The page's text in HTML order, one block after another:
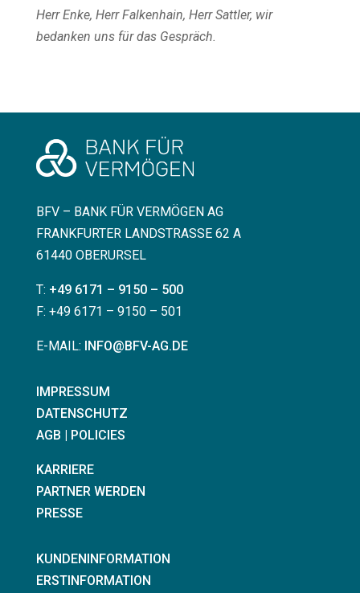
Herr Enke, Herr Falkenhain, Herr Sattler, wir
bedanken uns für das Gespräch.
BFV – BANK FÜR VERMÖGEN AG
FRANKFURTER LANDSTRASSE 62 A
61440 OBERURSEL
T: +49 6171 – 9150 – 500
F: +49 6171 – 9150 – 501
E-MAIL: INFO@BFV-AG.DE
IMPRESSUM
DATENSCHUTZ
AGB | POLICIES
KARRIERE
PARTNER WERDEN
PRESSE
KUNDENINFORMATION
ERSTINFORMATION